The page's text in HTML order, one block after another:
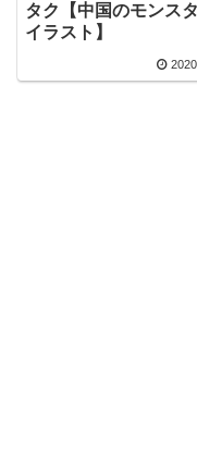
タク【中国のモンス
イラスト】